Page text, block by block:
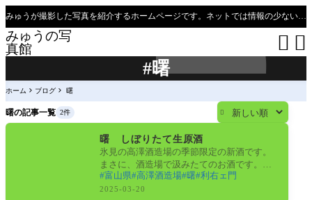
#曙
みゅうが撮影した写真を紹介するホームページです。ネットでは情報の少ない、新潟県、魚沼只見線の撮影ポイントの紹介があります（必見）。
みゅうの写
真館
 
ホーム ブログ 曙
曙の記事一覧 2件 
曙 しぼりたて生原酒
氷見の高澤酒造場の季節限定の新酒です。
まさに、酒造場で汲みたてのお酒です。今
回は通販だったので、２日ほど休ませてか
ら頂き
富山県 高澤酒造場 曙 利右ェ門
2025-03-20